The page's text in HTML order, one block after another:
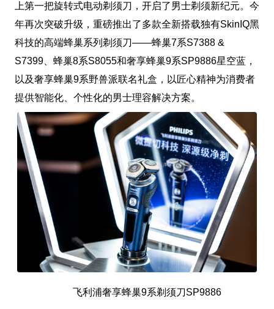
上第一把旋转式电动剃须刀，开启了男士剃须新纪元。今
年再次突破升级，重磅推出了多款全新搭载独有SkinIQ黑
科技的高端蜂巢系列剃须刀——蜂巢7系S7388 &
S7399、蜂巢8系S8055和奢享蜂巢9系SP9886星空蓝，
以及奢享蜂巢9系野兽派联名礼盒，以匠心精神为消费者
提供智能化、个性化的男士理容解决方案。
飞利浦奢享蜂巢9系剃须刀SP9886